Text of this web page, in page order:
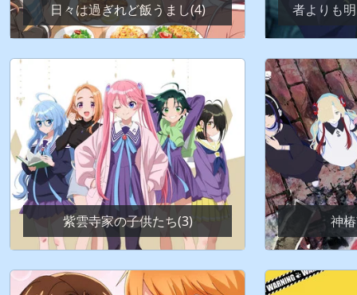
日々は過ぎれど飯うまし(4)
者よりも
紫雲寺家の子供たち(3) 神